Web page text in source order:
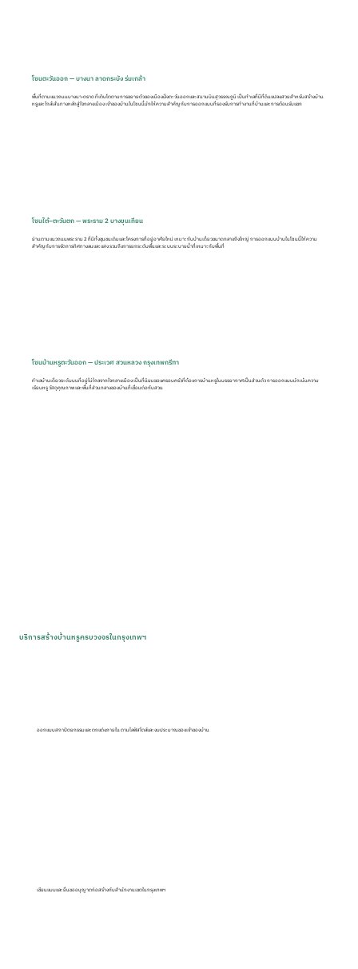
โซนตะวันออก — บางนา ลาดกระบัง ร่มเกล้า
พื้นที่ตามแนวถนนบางนา-ตราด ที่เติบโตตามการขยายตัวของเมืองฝั่งตะวันออกและสนามบินสุวรรณภูมิ เป็นทำเลที่มีที่ดินแปลงสวยสำหรับสร้างบ้าน
หรูและใกล้เส้นทางหลักสู่ใจกลางเมือง เจ้าของบ้านในโซนนี้มักให้ความสำคัญกับการออกแบบที่รองรับการทำงานที่บ้านและการต้อนรับแขก
โซนใต้–ตะวันตก — พระราม 2 บางขุนเทียน
ย่านตามแนวถนนพระราม 2 ที่มีทั้งชุมชนเดิมและโครงการที่อยู่อาศัยใหม่ เหมาะกับบ้านเดี่ยวขนาดกลางถึงใหญ่ การออกแบบบ้านในโซนนี้ให้ความ
สำคัญกับการจัดการทิศทางลมและแสง รวมถึงการยกระดับพื้นและระบบระบายน้ำที่เหมาะกับพื้นที่
โซนบ้านหรูตะวันออก — ประเวศ สวนหลวง กรุงเทพกรีฑา
ทำเลบ้านเดี่ยวระดับบนที่อยู่ไม่ไกลจากใจกลางเมือง เป็นที่นิยมของครอบครัวที่ต้องการบ้านหรูในบรรยากาศเป็นส่วนตัว การออกแบบมักเน้นความ
เรียบหรู วัสดุคุณภาพ และพื้นที่ส่วนกลางของบ้านที่เชื่อมต่อกับสวน
บริการสร้างบ้านหรูครบวงจรในกรุงเทพฯ
ออกแบบสถาปัตยกรรมและตกแต่งภายใน ตามไลฟ์สไตล์และงบประมาณของเจ้าของบ้าน
เขียนแบบและยื่นขออนุญาตก่อสร้างกับสำนักงานเขตในกรุงเทพฯ